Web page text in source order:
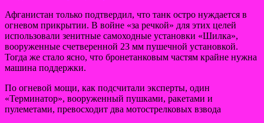
Афганистан только подтвердил, что танк остро нуждается в
огневом прикрытии. В войне «за речкой» для этих целей
использовали зенитные самоходные установки «Шилка»,
вооруженные счетверенной 23 мм пушечной установкой.
Тогда же стало ясно, что бронетанковым частям крайне нужна
машина поддержки.
По огневой мощи, как подсчитали эксперты, один
«Терминатор», вооруженный пушками, ракетами и
пулеметами, превосходит два мотострелковых взвода